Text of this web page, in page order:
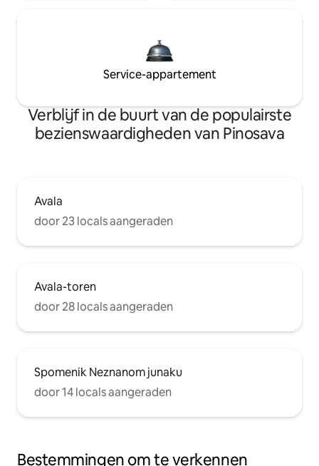
Service-appartement
Verblijf in de buurt van de populairste
bezienswaardigheden van Pinosava
Avala
door 23 locals aangeraden
Avala-toren
door 28 locals aangeraden
Spomenik Neznanom junaku
door 14 locals aangeraden
Bestemmingen om te verkennen